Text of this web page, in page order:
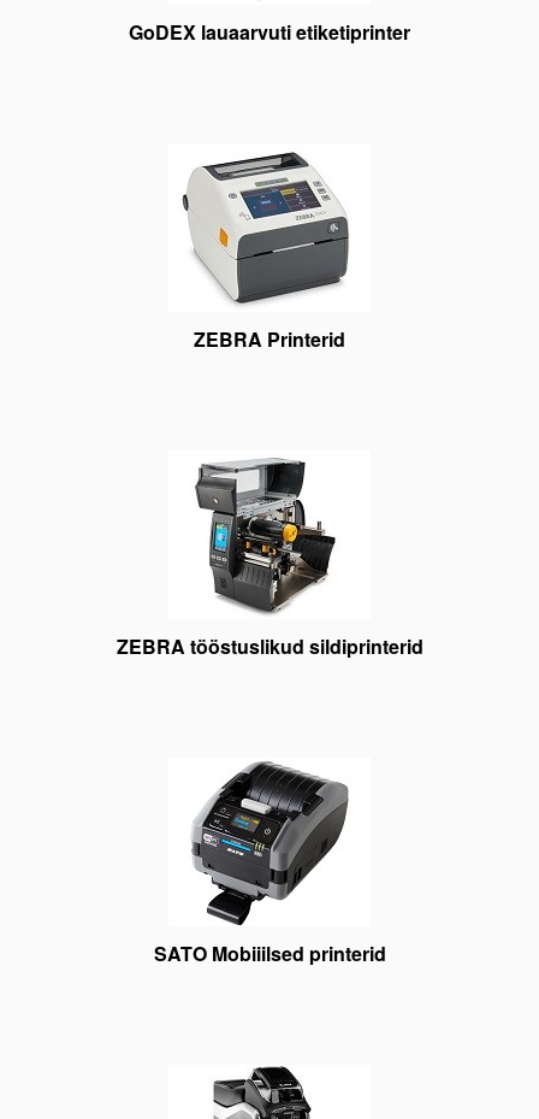
GoDEX lauaarvuti etiketiprinter
ZEBRA Printerid
ZEBRA tööstuslikud sildiprinterid
SATO Mobiiilsed printerid